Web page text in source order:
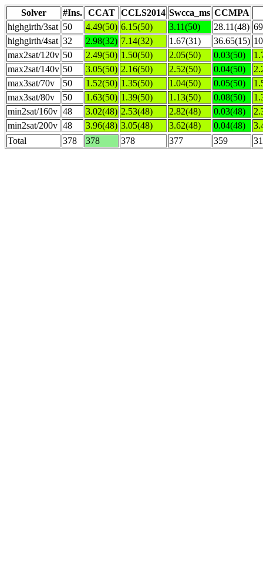
Solver #Ins. CCAT CCLS2014 Swcca_ms CCMPA
highgirth/3sat 50 4.49(50) 6.15(50) 3.11(50) 28.11(48)
highgirth/4sat 32 2.98(32) 7.14(32) 1.67(31) 36.65(15)
max2sat/120v 50 2.49(50) 1.50(50) 2.05(50) 0.03(50)
max2sat/140v 50 3.05(50) 2.16(50) 2.52(50) 0.04(50)
max3sat/70v
50 1.52(50) 1.35(50) 1.04(50) 0.05(50)
max3sat/80v
50 1.63(50) 1.39(50) 1.13(50) 0.08(50)
min2sat/160v 48 3.02(48) 2.53(48) 2.82(48) 0.03(48)
min2sat/200v 48 3.96(48) 3.05(48) 3.62(48) 0.04(48)
Total
378 378 378 377 359